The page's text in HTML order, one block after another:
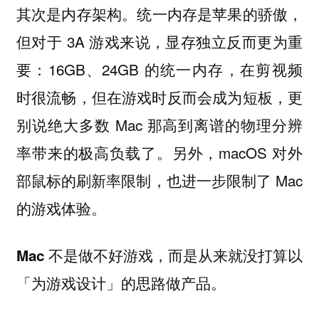
其次是内存架构。统一内存是苹果的骄傲，
但对于 3A 游戏来说，显存独立反而更为重
要：16GB、24GB 的统一内存，在剪视频
时很流畅，但在游戏时反而会成为短板，更
别说绝大多数 Mac 那高到离谱的物理分辨
率带来的极高负载了。另外，macOS 对外
部鼠标的刷新率限制，也进一步限制了 Mac
的游戏体验。
Mac 不是做不好游戏，而是从来就没打算以
「为游戏设计」的思路做产品。